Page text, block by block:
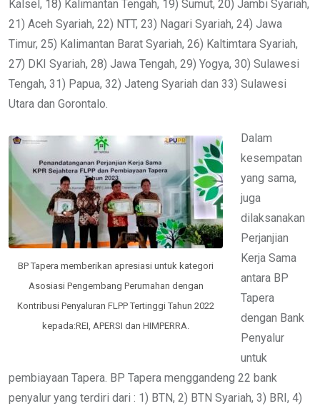
Kalsel, 18) Kalimantan Tengah, 19) Sumut, 20) Jambi Syariah,
21) Aceh Syariah, 22) NTT, 23) Nagari Syariah, 24) Jawa
Timur, 25) Kalimantan Barat Syariah, 26) Kaltimtara Syariah,
27) DKI Syariah, 28) Jawa Tengah, 29) Yogya, 30) Sulawesi
Tengah, 31) Papua, 32) Jateng Syariah dan 33) Sulawesi
Utara dan Gorontalo.
BP Tapera memberikan apresiasi untuk kategori
Asosiasi Pengembang Perumahan dengan
Kontribusi Penyaluran FLPP Tertinggi Tahun 2022
kepada:REI, APERSI dan HIMPERRA.
Dalam
kesempatan
yang sama,
juga
dilaksanakan
Perjanjian
Kerja Sama
antara BP
Tapera
dengan Bank
Penyalur
untuk
pembiayaan Tapera. BP Tapera menggandeng 22 bank
penyalur yang terdiri dari : 1) BTN, 2) BTN Syariah, 3) BRI, 4)